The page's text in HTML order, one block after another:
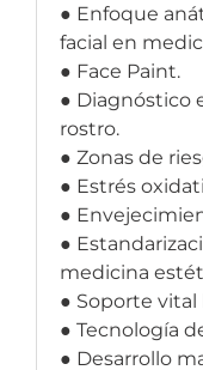
● Enfoque
facial en
● Face Paint.
● Diagnóstico
rostro.
● Zonas de
● Estrés
●
●
medicina
● Soporte vital
● Tecnología
● Desarrollo